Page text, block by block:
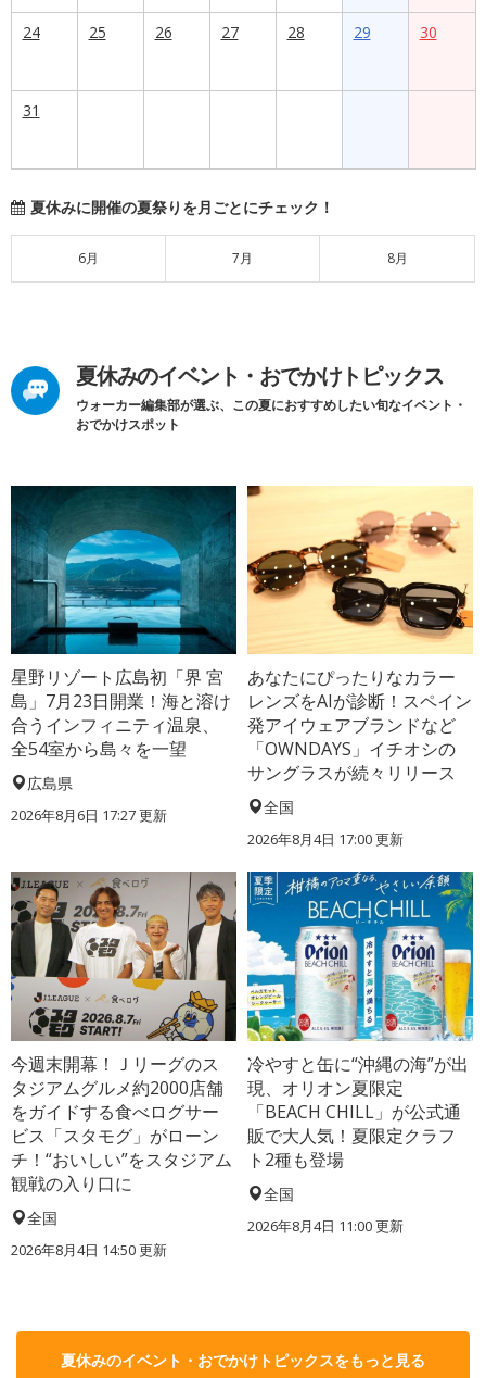
24 25 26 27 28 29 30
31
夏休みに開催の夏祭りを月ごとにチェック！
6月 7月 8月
夏休みのイベント・おでかけトピックス
ウォーカー編集部が選ぶ、この夏におすすめしたい旬なイベント・
おでかけスポット
星野リゾート広島初「界 宮
島」7月23日開業！海と溶け
合うインフィニティ温泉、
全54室から島々を一望
広島県
2026年8月6日 17:27更新
あなたにぴったりなカラー
レンズをAIが診断！スペイン
発アイウェアブランドなど
「OWNDAYS」イチオシの
サングラスが続々リリース
全国
2026年8月4日 17:00更新
今週末開幕！Ｊリーグのス
タジアムグルメ約2000店舗
をガイドする食べログサー
ビス「スタモグ」がローン
チ！“おいしい”をスタジアム
観戦の入り口に
全国
2026年8月4日 14:50更新
冷やすと缶に“沖縄の海”が出
現、オリオン夏限定
「BEACH CHILL」が公式通
販で大人気！夏限定クラフ
ト2種も登場
全国
2026年8月4日 11:00更新
夏休みのイベント・おでかけトピックスをもっと見る